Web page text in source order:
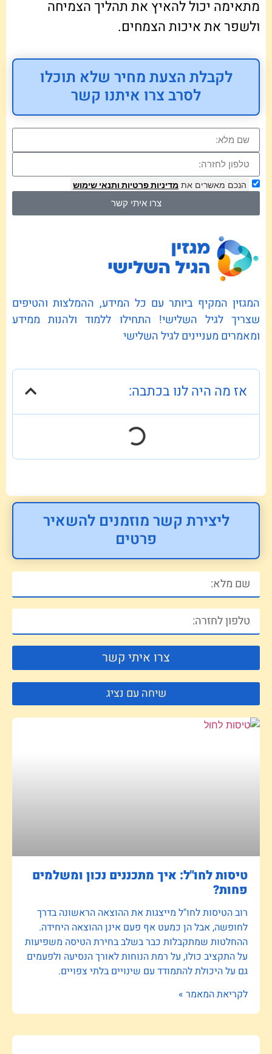
מתאימה יכול להאיץ את תהליך הצמיחה
ולשפר את איכות הצמחים.
לקבלת הצעת מחיר שלא תוכלו
לסרב צרו איתנו קשר
הנכם מאשרים את מדיניות פרטיות ותנאי שימוש
צרו איתי קשר
המגזין המקיף ביותר עם כל המידע, ההמלצות והטיפים
שצריך לגיל השלישי! התחילו ללמוד ולהנות ממידע
ומאמרים מעניינים לגיל השלישי
אז מה היה לנו בכתבה:
ליצירת קשר מוזמנים להשאיר
פרטים
צרו איתי קשר
שיחה עם נציג
טיסות לחו"ל: איך מתכננים נכון ומשלמים
פחות?
רוב הטיסות לחו"ל מייצגות את ההוצאה הראשונה בדרך
לחופשה, אבל הן כמעט אף פעם אינן ההוצאה היחידה.
ההחלטות שמתקבלות כבר בשלב בחירת הטיסה משפיעות
על התקציב כולו, על רמת הנוחות לאורך הנסיעה ולפעמים
גם על היכולת להתמודד עם שינויים בלתי צפויים.
לקריאת המאמר »